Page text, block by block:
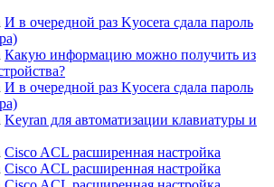
И в очередной раз Kyocera сдала пароль
Какую информацию можно получить из
И в очередной раз Kyocera сдала пароль
Keyran для автоматизации клавиатуры и
Cisco ACL расширенная настройка
Cisco ACL расширенная настройка